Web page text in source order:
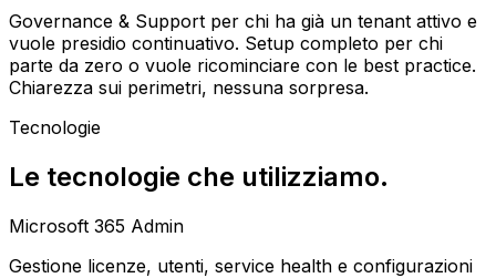
Governance & Support per chi ha già un tenant attivo e
vuole presidio continuativo. Setup completo per chi
parte da zero o vuole ricominciare con le best practice.
Chiarezza sui perimetri, nessuna sorpresa.
Tecnologie
Le tecnologie che utilizziamo.
Microsoft 365 Admin
Gestione licenze, utenti, service health e configurazioni